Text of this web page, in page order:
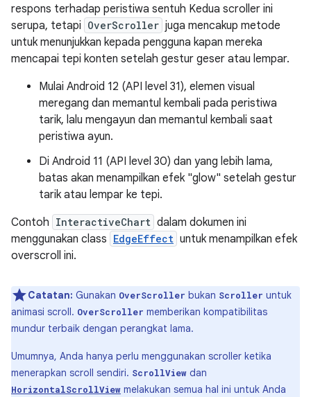
respons terhadap peristiwa sentuh Kedua scroller ini
serupa, tetapi OverScroller juga mencakup metode
untuk menunjukkan kepada pengguna kapan mereka
mencapai tepi konten setelah gestur geser atau lempar.
Mulai Android 12 (API level 31), elemen visual
meregang dan memantul kembali pada peristiwa
tarik, lalu mengayun dan memantul kembali saat
peristiwa ayun.
Di Android 11 (API level 30) dan yang lebih lama,
batas akan menampilkan efek "glow" setelah gestur
tarik atau lempar ke tepi.
Contoh InteractiveChart dalam dokumen ini
menggunakan class EdgeEffect untuk menampilkan efek
overscroll ini.
Catatan: Gunakan OverScroller bukan Scroller untuk
animasi scroll. OverScroller memberikan kompatibilitas
mundur terbaik dengan perangkat lama.
Umumnya, Anda hanya perlu menggunakan scroller ketika
menerapkan scroll sendiri. ScrollView dan
HorizontalScrollView melakukan semua hal ini untuk Anda